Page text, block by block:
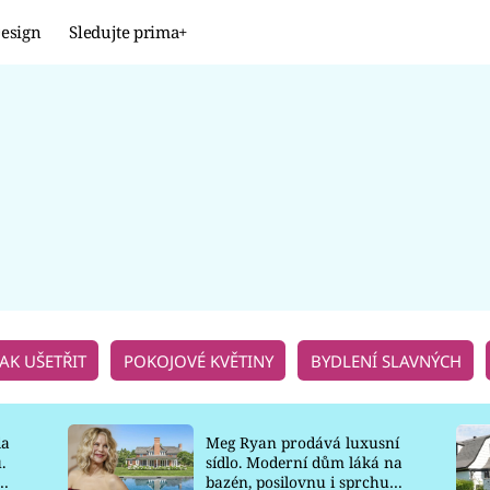
Sledujte prima+
UŠETŘIT POKOJOVÉ KVĚTINY BYDLENÍ SLAVNÝCH
Meg Ryan prodává luxusní
sídlo. Moderní dům láká na
bazén, posilovnu i sprchu